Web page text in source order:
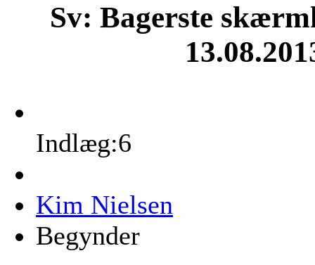
Sv: Bagerste
Indlæg:6
Kim Nielsen
Begynder